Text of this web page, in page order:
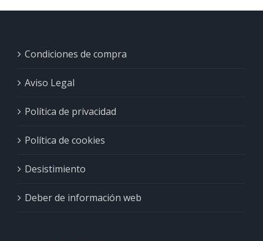
Condiciones de compra
Aviso Legal
Política de privacidad
Política de cookies
Desistimiento
Deber de información web